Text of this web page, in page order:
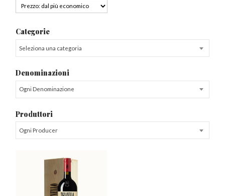
Categorie
Seleziona una categoria
Denominazioni
Ogni Denominazione
Produttori
Ogni Producer